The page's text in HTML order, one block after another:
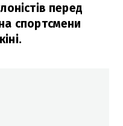
перед
спортсмени